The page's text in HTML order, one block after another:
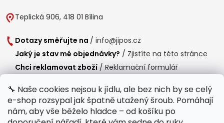
🔧 Naše cookies nejsou k jídlu, ale bez nich by se celý
e-shop rozsypal jak špatně utažený šroub. Pomáhají
nám, aby vše běželo hladce – od košíku po
Teplická 906, 418 01 Bílina
Dotazy směřujte na / info@jipos.cz
Jaký je stav mé objednávky? / Zjistíte na této stránce
Chci reklamovat zboží / Reklamační formulář
Provozní doba
Po-Čt / 8:00 - 15:00